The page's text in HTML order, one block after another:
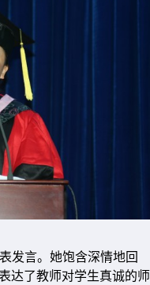
发言。她饱含深情地回
达了教师对学生真诚的师